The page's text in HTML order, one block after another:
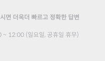
면 더욱더 빠르고 정확한 답변
12:00 (일요일, 공휴일 휴무)